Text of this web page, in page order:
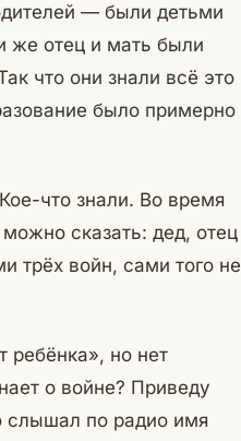
— были детьми
же отец и мать были
что они знали всё это
было примерно
что знали. Во время
сказать: дед, отец
трёх войн, сами того не
ребёнка», но нет
о войне? Приведу
слышал по радио имя